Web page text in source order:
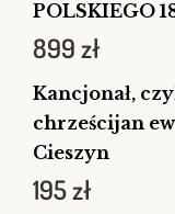
POLSKIEGO
899zł
Kancjonał,
chrześcijan
Cieszyn
195zł